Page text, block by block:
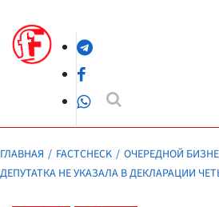
содержимомуTelegram
Facebook
WhatsApp
ГЛАВНАЯ FACTCHECK
ОЧЕРЕДНОЙ
ДЕПУТАТКА НЕ УКАЗАЛА В ДЕКЛАРАЦИИ